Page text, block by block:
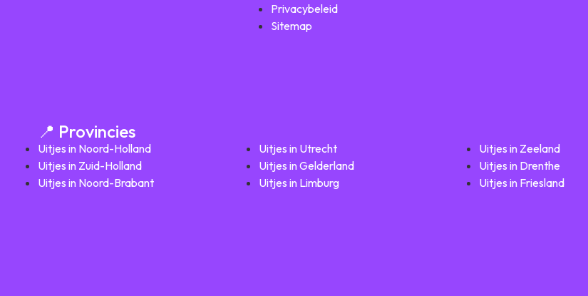
Privacybeleid
Sitemap
📍 Provincies
Uitjes in Noord-Holland
Uitjes in Zuid-Holland
Uitjes in Noord-Brabant
Uitjes in Utrecht
Uitjes in Gelderland
Uitjes in Limburg
Uitjes in Zeeland
Uitjes in Drenthe
Uitjes in Friesland